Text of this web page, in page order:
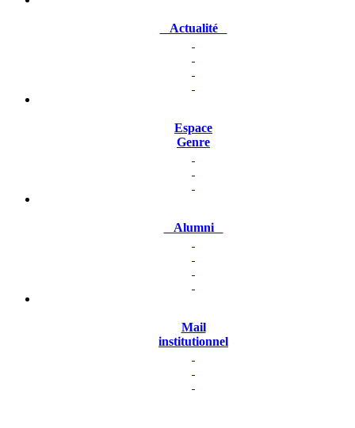
Actualité
Espace
Genre
Alumni
Mail
institutionnel